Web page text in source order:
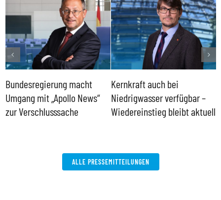
Bundesregierung macht
Umgang mit „Apollo News“
zur Verschlusssache
Kernkraft auch bei
Niedrigwasser verfügbar –
Wiedereinstieg bleibt aktuell
ALLE PRESSEMITTEILUNGEN